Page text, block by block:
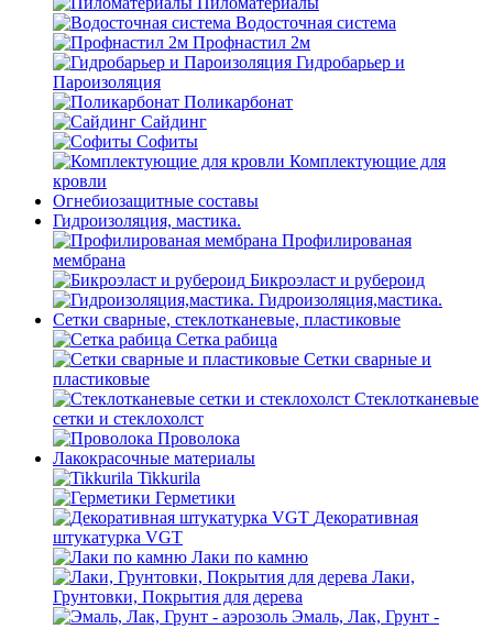
Водосточная система
Профнастил 2м
Гидробарьер и
Пароизоляция
Поликарбонат
Сайдинг
Софиты
Комплектующие для
кровли
Огнебиозащитные составы
Гидроизоляция, мастика.
Профилированая
мембрана
Бикроэласт и рубероид
Гидроизоляция,мастика.
Сетки сварные, стеклотканевые, пластиковые
Сетка рабица
Сетки сварные и
пластиковые
Стеклотканевые
сетки и стеклохолст
Проволока
Лакокрасочные материалы
Tikkurila
Герметики
Декоративная
штукатурка VGT
Лаки по камню
Лаки,
Грунтовки, Покрытия для дерева
Эмаль, Лак, Грунт -